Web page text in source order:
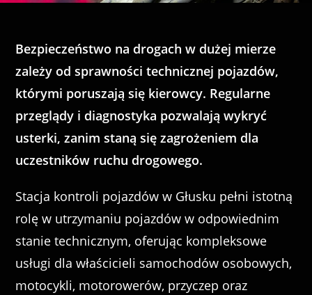
Bezpieczeństwo na drogach w dużej mierze
zależy od sprawności technicznej pojazdów,
którymi poruszają się kierowcy. Regularne
przeglądy i diagnostyka pozwalają wykryć
usterki, zanim staną się zagrożeniem dla
uczestników ruchu drogowego.
Stacja kontroli pojazdów w Głusku pełni istotną
rolę w utrzymaniu pojazdów w odpowiednim
stanie technicznym, oferując kompleksowe
usługi dla właścicieli samochodów osobowych,
motocykli, motorowerów, przyczep oraz